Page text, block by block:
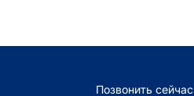
Позвонить сейчас